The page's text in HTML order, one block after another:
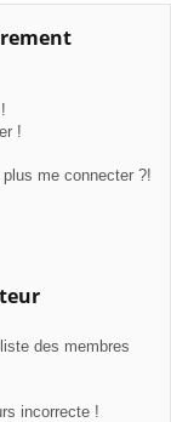
!
me connecter ?!
des membres
incorrecte !